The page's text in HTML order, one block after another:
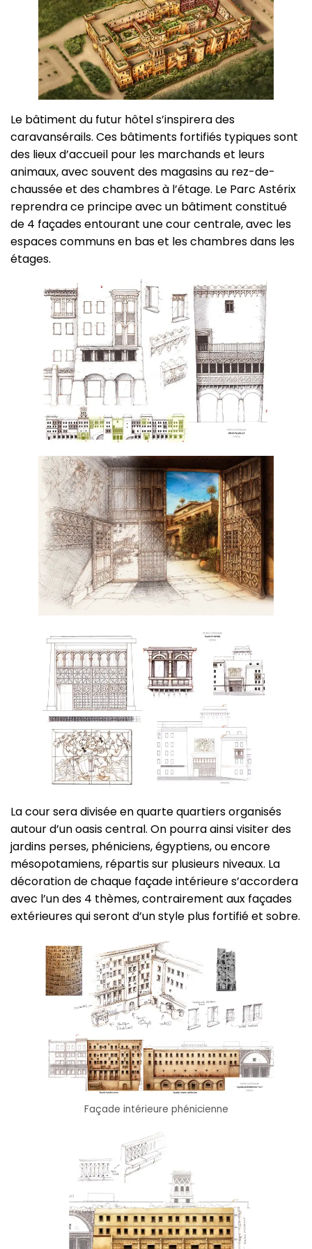
Le bâtiment du futur hôtel s’inspirera des
caravansérails. Ces bâtiments fortifiés typiques sont
des lieux d’accueil pour les marchands et leurs
animaux, avec souvent des magasins au rez-de-
chaussée et des chambres à l’étage. Le Parc Astérix
reprendra ce principe avec un bâtiment constitué
de 4 façades entourant une cour centrale, avec les
espaces communs en bas et les chambres dans les
étages.
La cour sera divisée en quarte quartiers organisés
autour d’un oasis central. On pourra ainsi visiter des
jardins perses, phéniciens, égyptiens, ou encore
mésopotamiens, répartis sur plusieurs niveaux. La
décoration de chaque façade intérieure s’accordera
avec l’un des 4 thèmes, contrairement aux façades
extérieures qui seront d’un style plus fortifié et sobre.
Façade intérieure phénicienne